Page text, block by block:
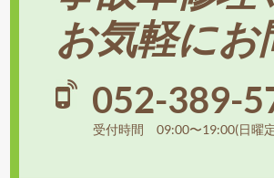
お気軽にお
052-389-
受付時間 09:00〜19:00(日曜